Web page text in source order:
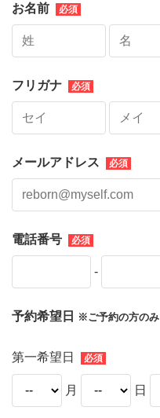
お名前
フリガナ
メールアドレス
電話番号
-
予約希望日 ※ご予約の方のみ
第一希望日
月 日